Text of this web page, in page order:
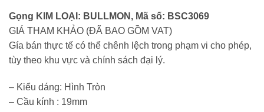
Gọng KIM LOẠI: BULLMON, Mã số: BSC3069
GIÁ THAM KHẢO (ĐÃ BAO GỒM VAT)
Gía bán thực tế có thể chênh lệch trong phạm vi cho phép,
tùy theo khu vực và chính sách đại lý.
– Kiểu dáng: Hình Tròn
– Cầu kính : 19mm